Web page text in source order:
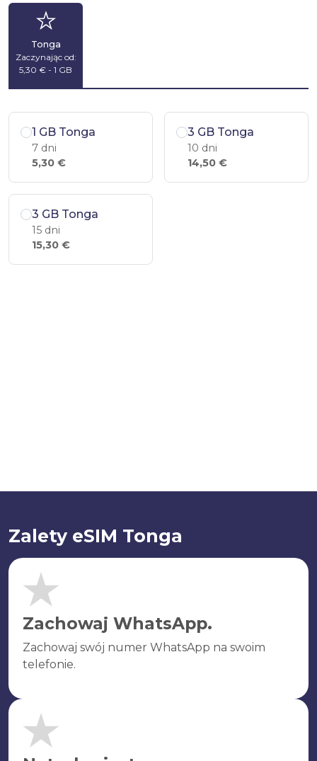
Tonga
Zaczynając od:
5,30 € - 1 GB
1 GB Tonga
7 dni
5,30 €
3 GB Tonga
10 dni
14,50 €
3 GB Tonga
15 dni
15,30 €
Zalety eSIM Tonga
Zachowaj WhatsApp.
Zachowaj swój numer WhatsApp na swoim
telefonie.